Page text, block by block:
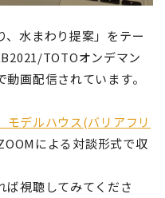
、水まわり提案」をテー
TOTOオンデマン
画配信されています。
モデルハウス(バリアフリ
による対談形式で収
ば視聴してみてくださ